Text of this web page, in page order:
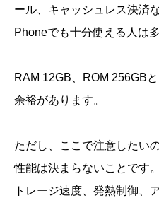
ール、キャッシュレス決済
Phoneでも十分使える人は
RAM 12GB、ROM 256GB
余裕があります。
ただし、ここで注意したい
性能は決まらないことです
トレージ速度、発熱制御、